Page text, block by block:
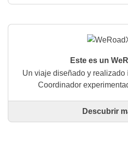
Este es un
Un viaje diseñado y realizado
Coordinador
Este es un viaje diseñado y
Descubrir